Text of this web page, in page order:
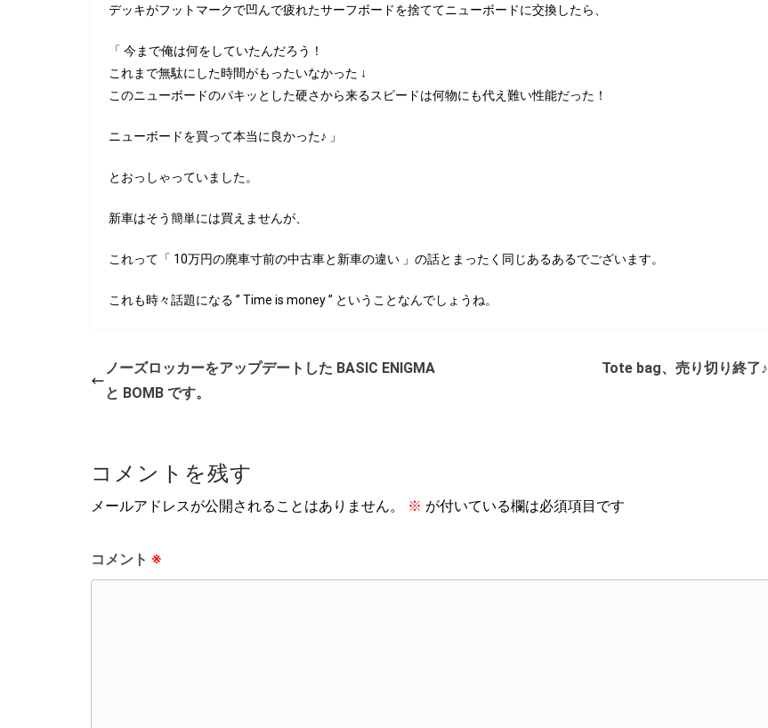
デッキがフットマークで凹んで疲れたサーフボードを捨ててニューボードに交換したら、
「 今まで俺は何をしていたんだろう！
これまで無駄にした時間がもったいなかった ↓
このニューボードのパキッとした硬さから来るスピードは何物にも代え難い性能だった！
ニューボードを買って本当に良かった♪ 」
とおっしゃっていました。
新車はそう簡単には買えませんが、
これって「 10万円の廃車寸前の中古車と新車の違い 」の話とまったく同じあるあるでございます。
これも時々話題になる ” Time is money ” ということなんでしょうね。
ノーズロッカーをアップデートした BASIC ENIGMA
と BOMB です。
Tote bag、売り切り終了♪
コメントを残す
メールアドレスが公開されることはありません。 ※ が付いている欄は必須項目です
コメント ※